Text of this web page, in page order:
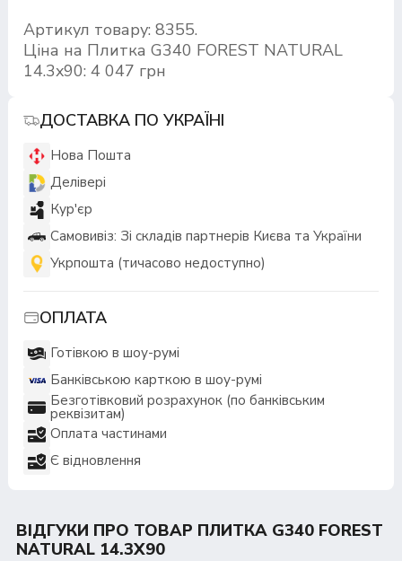
Артикул товару: 8355.
Ціна на Плитка G340 FOREST NATURAL
14.3x90: 4 047 грн
ДОСТАВКА ПО УКРАЇНІ
Нова Пошта
Делівері
Кур'єр
Самовивіз: Зі складів партнерів Києва та України
Укрпошта (тичасово недоступно)
ОПЛАТА
Готівкою в шоу-румі
Банківською карткою в шоу-румі
Безготівковий розрахунок (по банківським
реквізитам)
Оплата частинами
Є відновлення
ВІДГУКИ ПРО ТОВАР ПЛИТКА G340 FOREST
NATURAL 14.3X90